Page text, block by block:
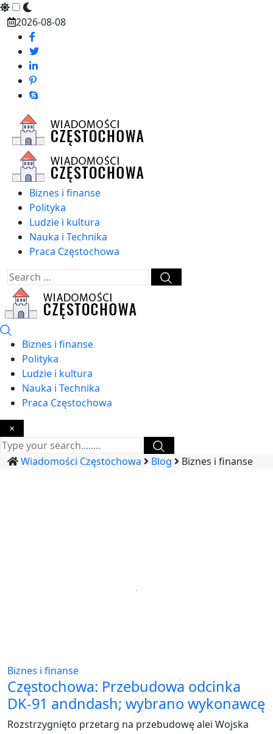
Skip
content
2026-08-08
Biznes i finanse
Polityka
Ludzie i kultura
Nauka i Technika
Praca Częstochowa
Biznes i finanse
Polityka
Ludzie i kultura
Nauka i Technika
Praca Częstochowa
×
Wiadomości Częstochowa Blog Biznes i finanse
Biznes i finanse
Częstochowa: Przebudowa odcinka
DK-91 andndash; wybrano wykonawcę
Rozstrzygnięto przetarg na przebudowę alei Wojska